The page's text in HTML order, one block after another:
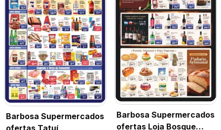
Barbosa Supermercados
ofertas Tatuí
Barbosa Supermercados
ofertas Loja Bosque